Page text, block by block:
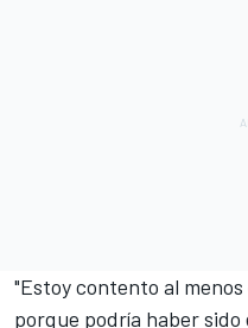
"Estoy contento al
porque podría haber